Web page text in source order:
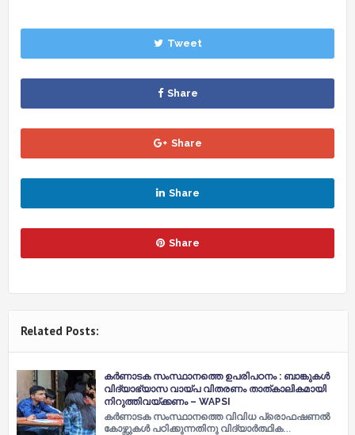
Tweet
Share
Share
Share
Share
Related Posts:
കർണാടക സംസ്ഥാനത്തെ ഉപരിപഠനം : ബാങ്കുകൾ
വിദ്യാഭ്യാസ വായ്പ വിതരണം താത്കാലികമായി
നിറുത്തിവയ്ക്കണം – WAPSI
കർണാടക സംസ്ഥാനത്തെ വിവിധ പ്രൊഫഷണൽ
കോഴ്സുകൾ പഠിക്കുന്നതിനു വിദ്യാർത്ഥിക…